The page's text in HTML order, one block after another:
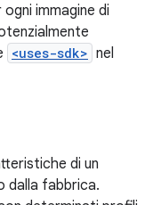
immagine di
<uses-sdk> nel
di un
dalla fabbrica.